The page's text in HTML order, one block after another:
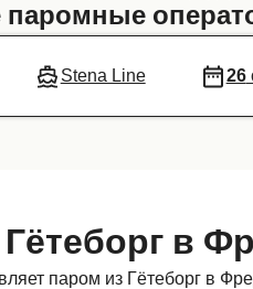
паромные
Stena Line 26
Гётеборг в
паром из Гётеборг в